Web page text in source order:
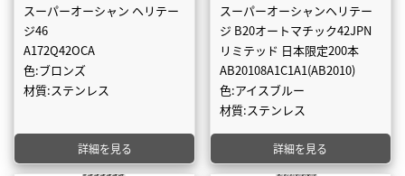
スーパーオーシャン ヘリテー
ジ46
A172Q42OCA
色:ブロンズ
材質:ステンレス
詳細を見る
スーパーオーシャンヘリテー
ジ B20オートマチック42JPN
リミテッド 日本限定200本
AB20108A1C1A1(AB2010)
色:アイスブルー
材質:ステンレス
詳細を見る